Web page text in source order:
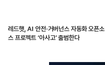
레드햇, AI 안전·거버넌스 자동화 오픈소
스 프로젝트 ‘아사고’ 출범한다